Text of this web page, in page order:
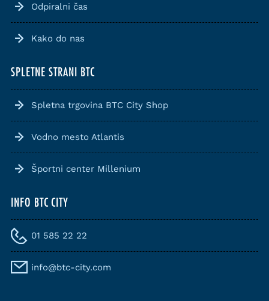
Odpiralni čas
Kako do nas
SPLETNE STRANI BTC
Spletna trgovina BTC City Shop
Vodno mesto Atlantis
Športni center Millenium
INFO BTC CITY
01 585 22 22
info@btc-city.com